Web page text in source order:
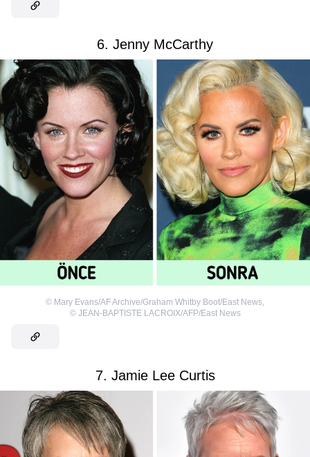
6. Jenny McCarthy
© Mary Evans/AF Archive/Graham Whitby Boot/East News,
© JEAN-BAPTISTE LACROIX/AFP/East News
7. Jamie Lee Curtis